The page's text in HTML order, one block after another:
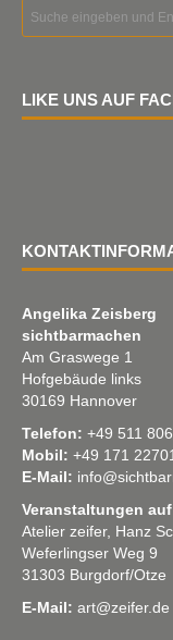
LIKE UNS AUF
Angelika Zeisberg
sichtbarmachen
Am Graswege 1
Hofgebäude links
30169 Hannover
Telefon: +49 511
Mobil: +49 171
E-Mail:
Veranstaltungen
Atelier zeifer, Hanz
Weferlingser Weg 9
31303 Burgdorf/Otze
E-Mail: art@zeifer.de